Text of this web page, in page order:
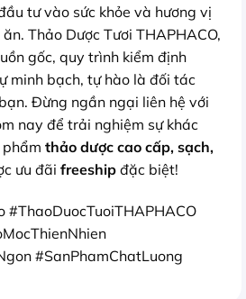
tư vào sức khỏe và hương vị
Thảo Dược Tươi THAPHACO,
gốc, quy trình kiểm định
minh bạch, tự hào là đối tác
Đừng ngần ngại liên hệ với
nay để trải nghiệm sự khác
thảo dược cao cấp, sạch,
ưu đãi freeship đặc biệt!
#ThaoDuocTuoiTHAPHACO
#SanPhamChatLuong